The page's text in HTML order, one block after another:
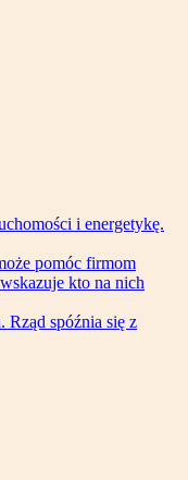
i energetykę.
pomóc firmom
kto na nich
Rząd spóźnia się z